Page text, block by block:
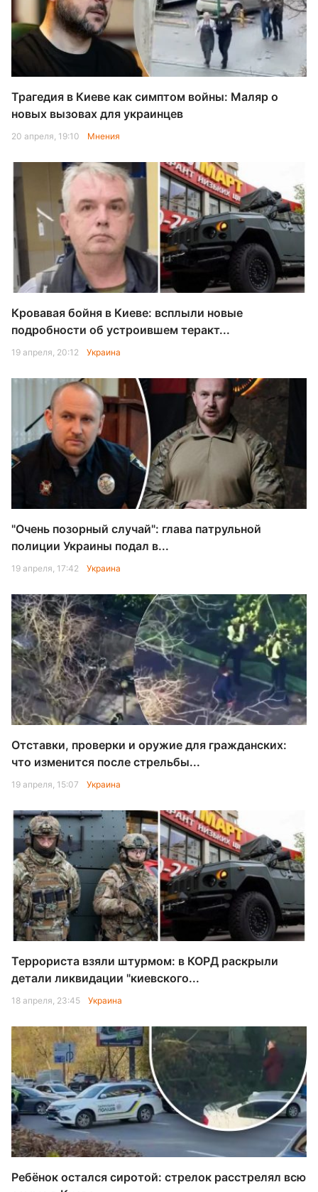
Трагедия в Киеве как симптом войны: Маляр о
новых вызовах для украинцев
20 апреля, 19:10 Мнения
Кровавая бойня в Киеве: всплыли новые
подробности об устроившем теракт...
19 апреля, 20:12 Украина
"Очень позорный случай": глава патрульной
полиции Украины подал в...
19 апреля, 17:42 Украина
Отставки, проверки и оружие для гражданских:
что изменится после стрельбы...
19 апреля, 15:07 Украина
Террориста взяли штурмом: в КОРД раскрыли
детали ликвидации "киевского...
18 апреля, 23:45 Украина
Ребёнок остался сиротой: стрелок расстрелял всю